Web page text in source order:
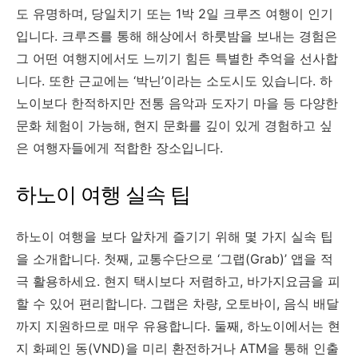
도 유명하며, 당일치기 또는 1박 2일 크루즈 여행이 인기
입니다. 크루즈를 통해 해상에서 하룻밤을 보내는 경험은
그 어떤 여행지에서도 느끼기 힘든 특별한 추억을 선사합
니다. 또한 근교에는 ‘박닌’이라는 소도시도 있습니다. 하
노이보다 한적하지만 전통 음악과 도자기 마을 등 다양한
문화 체험이 가능해, 현지 문화를 깊이 있게 경험하고 싶
은 여행자들에게 적합한 장소입니다.
하노이 여행 실속 팁
하노이 여행을 보다 알차게 즐기기 위해 몇 가지 실속 팁
을 소개합니다. 첫째, 교통수단으로 ‘그랩(Grab)’ 앱을 적
극 활용하세요. 현지 택시보다 저렴하고, 바가지요금을 피
할 수 있어 편리합니다. 그랩은 차량, 오토바이, 음식 배달
까지 지원하므로 매우 유용합니다. 둘째, 하노이에서는 현
지 화폐인 동(VND)을 미리 환전하거나 ATM을 통해 인출